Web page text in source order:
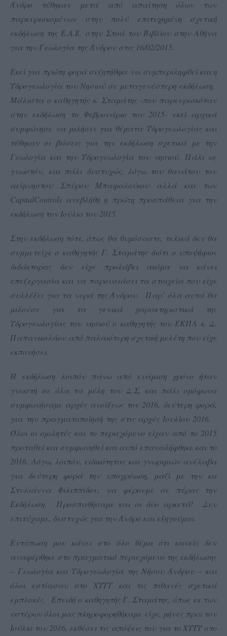
Άνδρο τέθηκαν μετά από απαίτηση όλων των
παρευρισκομένων στην πολύ επιτυχημένη σχετική
εκδήλωση της Ε.Α.Ε. στην Στοά του Βιβλίου στην Αθήνα
για την Γεωλογία της Άνδρου στις 16/02/2015.
Εκεί για πρώτη φορά συζητήθηκε να συμπεριληφθεί και η
Υδρογεωλογία του Νησιού σε μεταγενέστερη εκδήλωση.
Μάλιστα ο καθηγητής κ. Σταμάτης -που παρευρισκόταν
στην εκδήλωση το Φεβρουάριο του 2015- εκεί αρχικά
συμφώνησε να μιλήσει για θέματα Υδρογεωλογίας και
τέθηκαν οι βάσεις για την εκδήλωση σχετικά με την
Γεωλογία και την Υδρογεωλογία του νησιού. Πάλι ως
γνωστόν, και πάλι δυστυχώς, λόγω του θανάτου του
αείμνηστου Σπύρου Μπαφαλούκου αλλά και των
CapitalControls ανεβλήθη η πρώτη προσπάθεια για την
εκδήλωση τον Ιούλιο του 2015.
Στην εκδήλωση τότε, όπως θα θυμόσαστε, τελικά δεν θα
συμμετείχε ο καθηγητής Γ. Σταμάτης διότι ο υποψήφιος
διδάκτορας δεν είχε προλάβει ακόμα να κάνει
επεξεργασία και να παρουσιάσει τα στοιχεία που είχε
συλλέξει για τα νερά της Άνδρου. Παρ’ όλα αυτά θα
μιλούσε για τα γενικά χαρακτηριστικά της
Υδρογεωλογίας του νησιού ο καθηγητής του ΕΚΠΑ κ. Δ.
Παπανικολάου από παλαιότερη σχετική μελέτη που είχε
εκπονήσει.
Η εκδήλωση λοιπόν πάνω από ενάμιση χρόνο ήταν
γνωστή σε όλα τα μέλη του Δ.Σ. και πάλι ομόφωνα
συμφωνήσαμε αρχές ανοίξεως του 2016, δεύτερη φορά,
για την πραγματοποίησή της στις αρχές Ιουλίου 2016.
Όλοι οι ομιλητές και το περιεχόμενο είχαν από το 2015
προταθεί και συμφωνηθεί και αυτό επαναλήφθηκε και το
2016. Λόγω, λοιπόν, ειδικότητας και γνωριμιών ανέλαβα
για δεύτερη φορά την υποχρέωση, μαζί με την κα
Στυλιάννα Φιλιππίδου, να φέρουμε σε πέρας την
Εκδήλωση. Προσπαθήσαμε και οι δύο αρκετά! Δεν
επιτύχαμε, δυστυχώς για την Άνδρο και εξηγούμαι.
Εντύπωση μου κάνει στο όλο θέμα ότι κανείς δεν
αναφέρθηκε στο πραγματικό περιεχόμενο της εκδήλωσης
– Γεωλογία και Υδρογεωλογία της Νήσου Άνδρου – και
όλοι εστίασαν στο ΧΥΤΥ και τις πιθανές σχετικά
εμπλοκές. Επειδή ο καθηγητής Γ. Σταμάτης, όπως εκ των
υστέρων όλοι μας πληροφορηθήκαμε είχε, μήνες πριν τον
Ιούλιο του 2016, εκθέσει τις απόψεις του για το ΧΥΤΥ στο